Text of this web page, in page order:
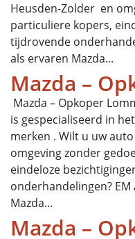
Heusden-Zolder en
particuliere kopers,
tijdrovende
als ervaren Mazda...
Mazda –
Mazda – Opkoper
is gespecialiseerd in
merken . Wilt u uw
omgeving zonder
eindeloze
onderhandelingen?
Mazda...
Mazda –